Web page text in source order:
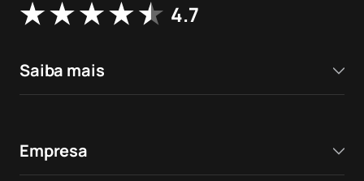
4.7
Saiba mais
Empresa